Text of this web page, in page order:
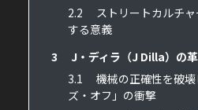
2.2
ストリートカルチ
する意義
3
J・ディラ（J Dilla）の
3.1
機械の正確性を破
ズ・オフ」の衝撃